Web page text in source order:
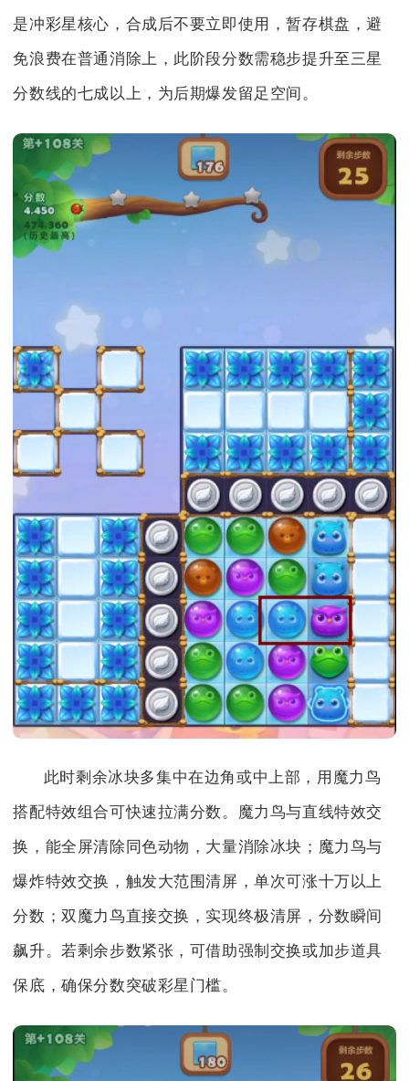
是冲彩星核心，合成后不要立即使用，暂存棋盘，避
免浪费在普通消除上，此阶段分数需稳步提升至三星
分数线的七成以上，为后期爆发留足空间。
此时剩余冰块多集中在边角或中上部，用魔力鸟
搭配特效组合可快速拉满分数。魔力鸟与直线特效交
换，能全屏清除同色动物，大量消除冰块；魔力鸟与
爆炸特效交换，触发大范围清屏，单次可涨十万以上
分数；双魔力鸟直接交换，实现终极清屏，分数瞬间
飙升。若剩余步数紧张，可借助强制交换或加步道具
保底，确保分数突破彩星门槛。